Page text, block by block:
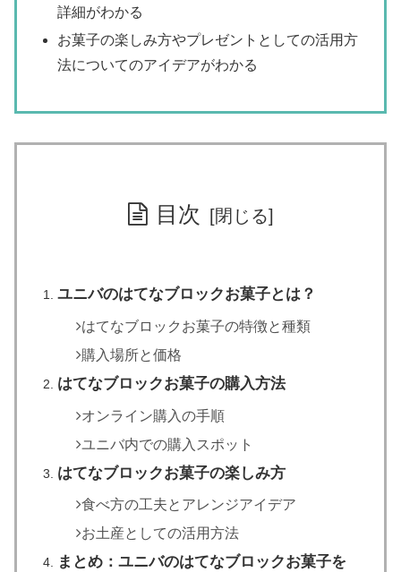
詳細がわかる
お菓子の楽しみ方やプレゼントとしての活用方
法についてのアイデアがわかる
目次
ユニバのはてなブロックお菓子とは？
はてなブロックお菓子の特徴と種類
購入場所と価格
はてなブロックお菓子の購入方法
オンライン購入の手順
ユニバ内での購入スポット
はてなブロックお菓子の楽しみ方
食べ方の工夫とアレンジアイデア
お土産としての活用方法
まとめ：ユニバのはてなブロックお菓子を